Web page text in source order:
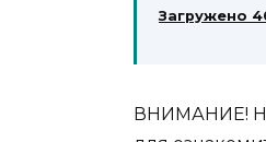
Загружено
ВНИМАНИЕ!